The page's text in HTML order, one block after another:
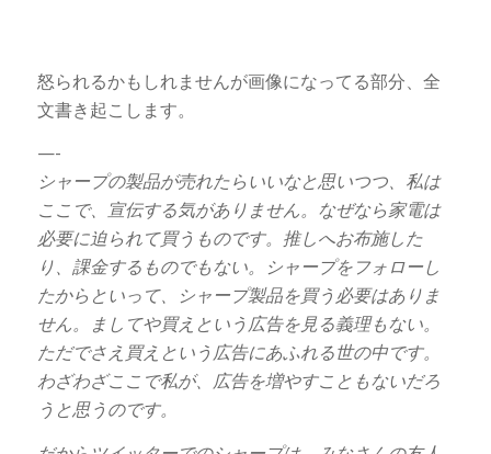
怒られるかもしれませんが画像になってる部分、全
文書き起こします。
—-
シャープの製品が売れたらいいなと思いつつ、私は
ここで、宣伝する気がありません。なぜなら家電は
必要に迫られて買うものです。推しへお布施した
り、課金するものでもない。シャープをフォローし
たからといって、シャープ製品を買う必要はありま
せん。ましてや買えという広告を見る義理もない。
ただでさえ買えという広告にあふれる世の中です。
わざわざここで私が、広告を増やすこともないだろ
うと思うのです。